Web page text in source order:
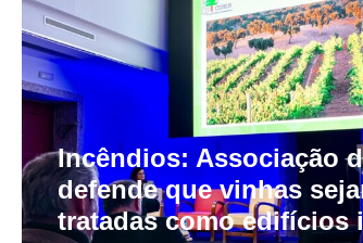
Incêndios: Associação
defende que vinhas
tratadas como edifícios